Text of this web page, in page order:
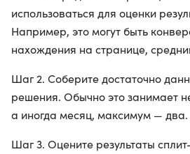
использоваться для оценки
Например, это могут быть
нахождения на странице,
Шаг 2. Соберите достаточно
решения. Обычно это занимает
а иногда месяц, максимум — два.
Шаг 3. Оцените результаты